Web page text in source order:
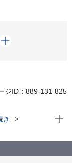
ジID：889-131-825
き
現在